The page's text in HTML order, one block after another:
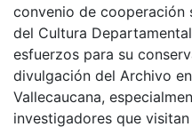
convenio de cooperación
del Cultura
esfuerzos para su
divulgación del Archivo
Vallecaucana,
investigadores que